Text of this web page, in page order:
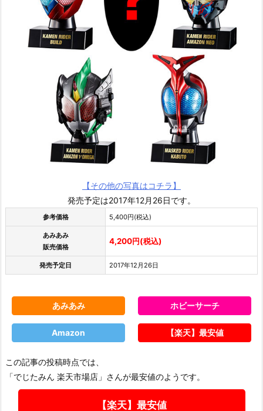
【その他の写真はコチラ】
発売予定は2017年12月26日です。
参考価格 5,400円(税込)
あみあみ
販売価格
4,200円(税込)
発売予定日 2017年12月26日
あみあみ ホビーサーチ
Amazon 【楽天】最安値
この記事の投稿時点では、
「でじたみん 楽天市場店」さんが最安値のようです。
【楽天】最安値